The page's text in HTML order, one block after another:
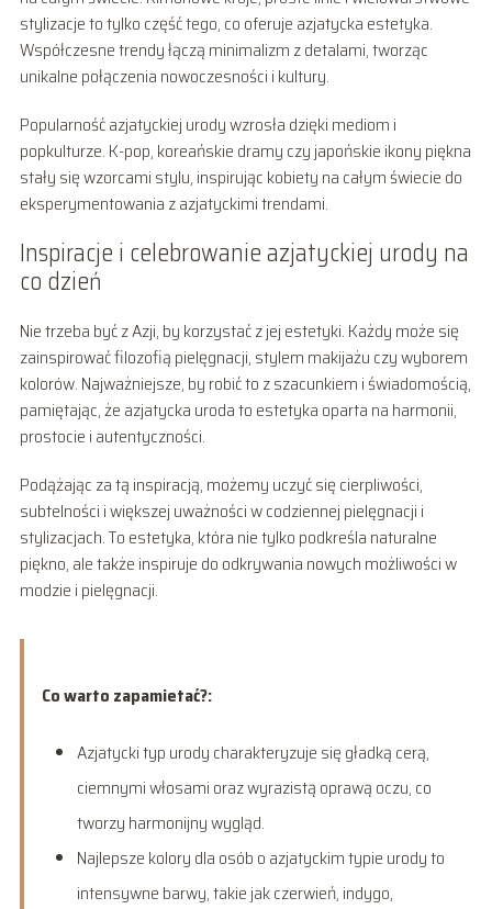
stylizacje to tylko część tego, co oferuje azjatycka estetyka.
Współczesne trendy łączą minimalizm z detalami, tworząc
unikalne połączenia nowoczesności i kultury.
Popularność azjatyckiej urody wzrosła dzięki mediom i
popkulturze. K-pop, koreańskie dramy czy japońskie ikony piękna
stały się wzorcami stylu, inspirując kobiety na całym świecie do
eksperymentowania z azjatyckimi trendami.
Inspiracje i celebrowanie azjatyckiej urody na
co dzień
Nie trzeba być z Azji, by korzystać z jej estetyki. Każdy może się
zainspirować filozofią pielęgnacji, stylem makijażu czy wyborem
kolorów. Najważniejsze, by robić to z szacunkiem i świadomością,
pamiętając, że azjatycka uroda to estetyka oparta na harmonii,
prostocie i autentyczności.
Podążając za tą inspiracją, możemy uczyć się cierpliwości,
subtelności i większej uważności w codziennej pielęgnacji i
stylizacjach. To estetyka, która nie tylko podkreśla naturalne
piękno, ale także inspiruje do odkrywania nowych możliwości w
modzie i pielęgnacji.
Co warto zapamietać?:
Azjatycki typ urody charakteryzuje się gładką cerą,
ciemnymi włosami oraz wyrazistą oprawą oczu, co
tworzy harmonijny wygląd.
Najlepsze kolory dla osób o azjatyckim typie urody to
intensywne barwy, takie jak czerwień, indygo,